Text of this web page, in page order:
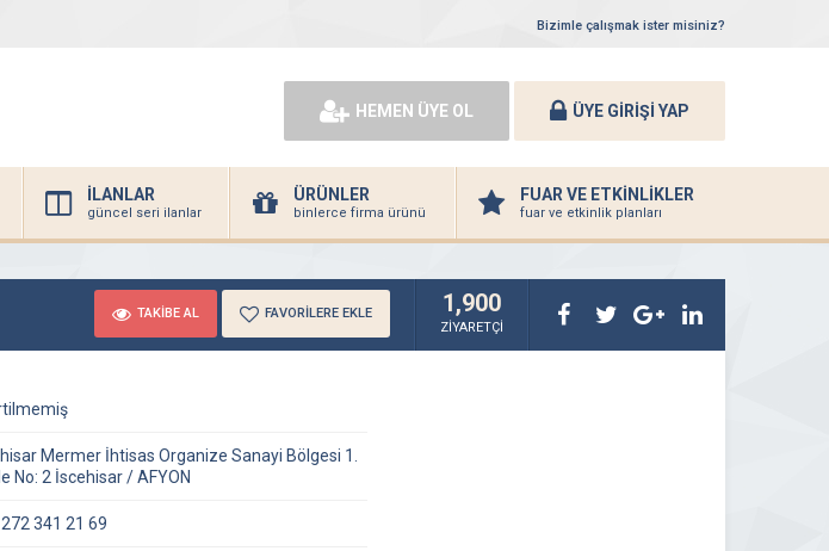
Bizimle çalışmak ister misiniz?
HEMEN ÜYE OL ÜYE GİRİŞİ YAP
İLANLAR
güncel seri ilanlar
ÜRÜNLER
binlerce firma ürünü
FUAR VE ETKİNLİKLER
fuar ve etkinlik planları
TAKİBE AL FAVORİLERE EKLE 1,900
ZİYARETÇİ
Mermer İhtisas Organize Sanayi Bölgesi 1.
No: 2 İscehisar / AFYON
341 21 69